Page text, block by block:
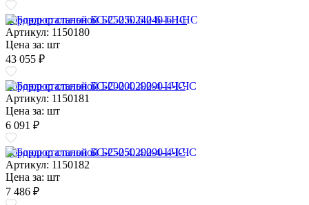
Бордюр стальной БС-250.6.240-6-I-НС
Артикул: 1150180
Цена за: шт
43 055 ₽
Бордюр стальной БС-200.4.290-4-I-ЧС
Артикул: 1150181
Цена за: шт
6 091 ₽
Бордюр стальной БС-250.4.290-4-I-ЧС
Артикул: 1150182
Цена за: шт
7 486 ₽